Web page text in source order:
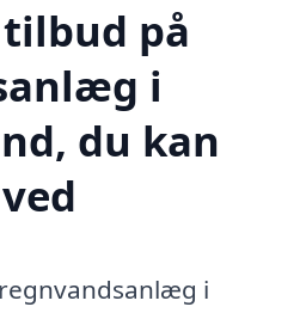
på
i
du kan
i